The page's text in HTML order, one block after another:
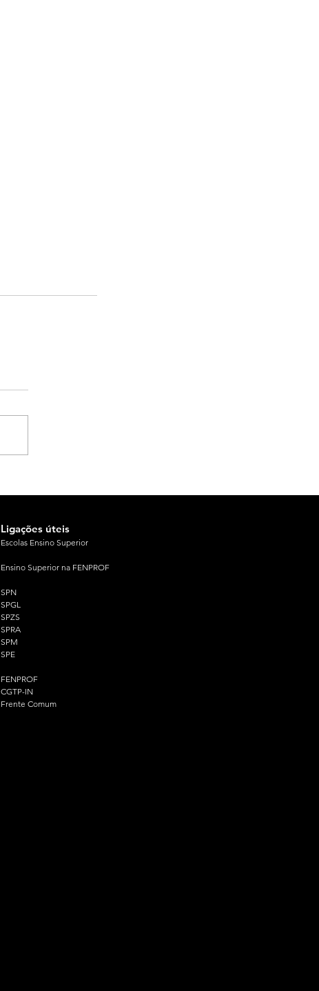
Ligações úteis
Escolas Ensino Superior
Ensino Superior na FENPROF
SPN
SPGL
SPZS
SPRA
SPM
SPE
FENPROF
CGTP-IN
Frente Comum